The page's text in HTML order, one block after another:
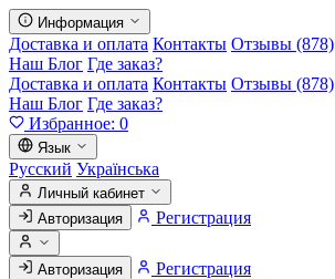
Информация
Доставка и оплата Контакты Отзывы (878)
Наш Блог Где заказ?
Доставка и оплата Контакты Отзывы (878)
Наш Блог Где заказ?
Избранное: 0
Язык
Русский Українська
Личный кабинет
Авторизация
Регистрация
Авторизация Регистрация